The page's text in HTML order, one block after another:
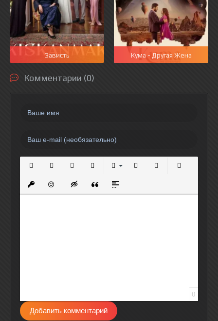
Зависть Кума - Другая Жена
Комментарии (0)
Вставить защищенную ссылку
Вставить смайлик
Вставка скрытого текста
Вставка цитаты
Вставка спойлера
0
Добавить комментарий